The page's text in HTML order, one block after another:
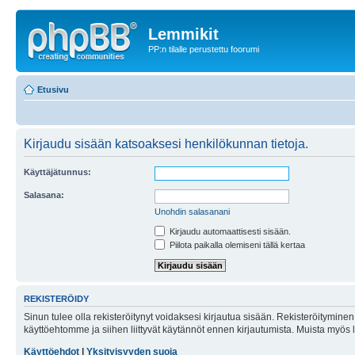
Lemmikit
PP:n tilalle perustettu foorumi
Etusivu
Kirjaudu sisään katsoaksesi henkilökunnan tietoja.
Käyttäjätunnus:
Salasana:
Unohdin salasanani
Kirjaudu automaattisesti sisään.
Piilota paikalla olemiseni tällä kertaa
REKISTERÖIDY
Sinun tulee olla rekisteröitynyt voidaksesi kirjautua sisään.
käyttöehtomme ja siihen liittyvät käytännöt ennen kirjautumista. Muista
Käyttöehdot
Yksityisyyden suoja